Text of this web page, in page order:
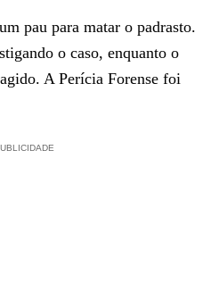
pau para matar o padrasto.
o caso, enquanto o
A Perícia Forense foi